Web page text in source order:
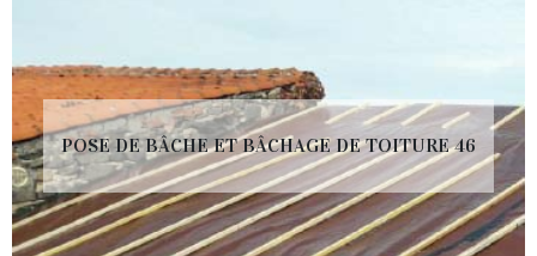
POSE DE BÂCHE ET BÂCHAGE DE TOITURE 46